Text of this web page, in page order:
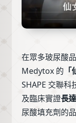
在眾多玻尿酸
Medytox 的
SHAPE 交聯
及臨床實證長
尿酸填充劑的